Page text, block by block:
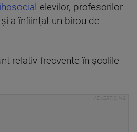
elevilor, profesorilor
a înființat un birou de
relativ frecvente în școlile-